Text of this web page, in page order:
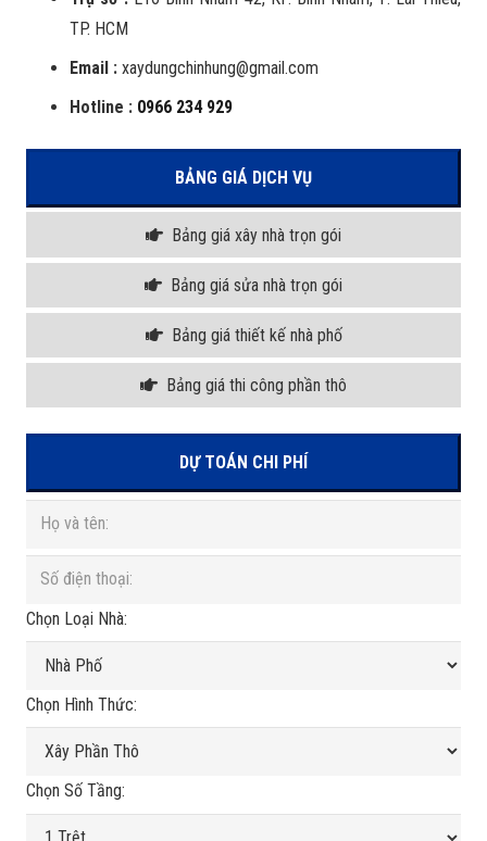
TP. HCM
Email : xaydungchinhung@gmail.com
Hotline : 0966 234 929
BẢNG GIÁ DỊCH VỤ
Bảng giá xây nhà trọn gói
Bảng giá sửa nhà trọn gói
Bảng giá thiết kế nhà phố
Bảng giá thi công phần thô
DỰ TOÁN CHI PHÍ
Chọn Loại Nhà:
Chọn Hình Thức:
Chọn Số Tầng: